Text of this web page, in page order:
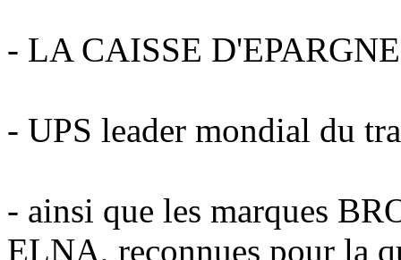
- LA CAISSE
- UPS leader mondial du
- ainsi que les marques
ELNA, reconnues pour la